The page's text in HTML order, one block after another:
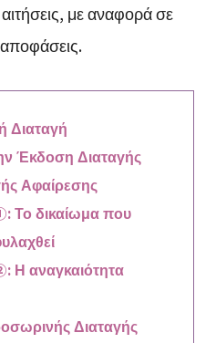
αιτήσεις, με αναφορά σε
αποφάσεις.
Διαταγή
Έκδοση Διαταγής
Αφαίρεσης
Το δικαίωμα που
Η αναγκαιότητα
Διαταγής